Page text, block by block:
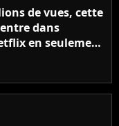
de vues, cette
dans
en seulement